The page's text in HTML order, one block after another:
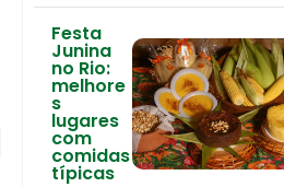
Festa
Junina
no Rio:
melhore
s
lugares
com
comidas
típicas